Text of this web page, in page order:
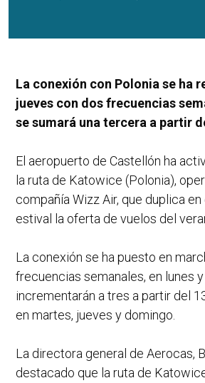
La conexión con Polonia se ha
jueves con dos frecuencias
se sumará una tercera a partir
El aeropuerto de Castellón ha
la ruta de Katowice (Polonia),
compañía Wizz Air, que duplica
estival la oferta de vuelos del
La conexión se ha puesto en
frecuencias semanales, en lunes
incrementarán a tres a partir del
en martes, jueves y domingo.
La directora general de Aerocas,
destacado que la ruta de